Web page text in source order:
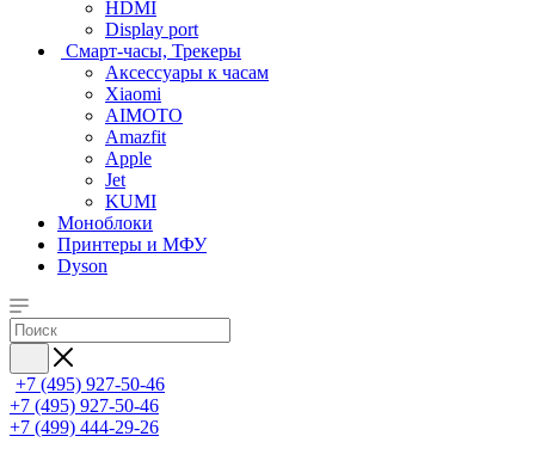
HDMI
Display port
Смарт-часы, Трекеры
Аксессуары к часам
Xiaomi
AIMOTO
Amazfit
Apple
Jet
KUMI
Моноблоки
Принтеры и МФУ
Dyson
+7 (495) 927-50-46
+7 (495) 927-50-46
+7 (499) 444-29-26